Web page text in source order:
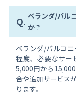
Q. ベランダ/バル
か？
ベランダ/バルコ
程度、必要なサー
5,000円から
合や追加サービス
ります。